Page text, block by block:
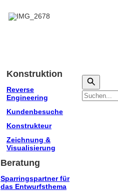
Konstruktion
Reverse
Engineering
Kundenbesuche
Konstrukteur
Zeichnung &
Visualisierung
Beratung
Sparringspartner für
das Entwurfsthema
Suchen